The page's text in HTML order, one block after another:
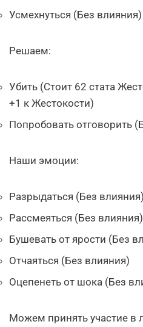
Усмехнуться (Без влияния)
Решаем:
Убить (Стоит 62 стата
+1 к Жестокости)
Попробовать отговорить
Наши эмоции:
Разрыдаться (Без влияния)
Рассмеяться (Без влияния)
Бушевать от ярости (Без
Отчаяться (Без влияния)
Оцепенеть от шока (Без
Можем принять участие в